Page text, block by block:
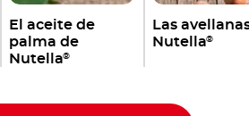
El aceite de
palma de
Nutella®
Las
Nutella®